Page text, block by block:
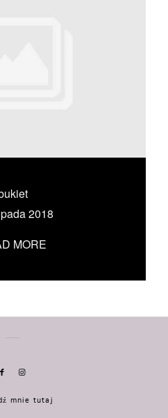
2018
MORE
ZE MNĄ →
mnie tutaj